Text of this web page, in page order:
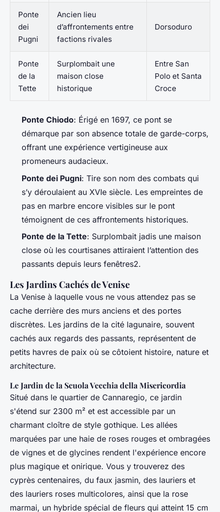
Ponte
dei
Pugni
Ancien lieu
d’affrontements entre
factions rivales
Dorsoduro
Ponte
de la
Tette
Surplombait une
maison close
historique
Entre San
Polo et Santa
Croce
Ponte Chiodo: Érigé en 1697, ce pont se
démarque par son absence totale de garde-corps,
offrant une expérience vertigineuse aux
promeneurs audacieux.
Ponte dei Pugni: Tire son nom des combats qui
s’y déroulaient au XVIe siècle. Les empreintes de
pas en marbre encore visibles sur le pont
témoignent de ces affrontements historiques.
Ponte de la Tette: Surplombait jadis une maison
close où les courtisanes attiraient l’attention des
passants depuis leurs fenêtres2.
Les Jardins Cachés de Venise
La Venise à laquelle vous ne vous attendez pas se
cache derrière des murs anciens et des portes
discrètes. Les jardins de la cité lagunaire, souvent
cachés aux regards des passants, représentent de
petits havres de paix où se côtoient histoire, nature et
architecture.
Le Jardin de la Scuola Vecchia della Misericordia
Situé dans le quartier de Cannaregio, ce jardin
s'étend sur 2300 m² et est accessible par un
charmant cloître de style gothique. Les allées
marquées par une haie de roses rouges et ombragées
de vignes et de glycines rendent l'expérience encore
plus magique et onirique. Vous y trouverez des
cyprès centenaires, du faux jasmin, des lauriers et
des lauriers roses multicolores, ainsi que la rose
marmai, un hybride spécial de fleurs qui atteint 15 cm